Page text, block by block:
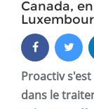
Canada,
Proactiv
dans le